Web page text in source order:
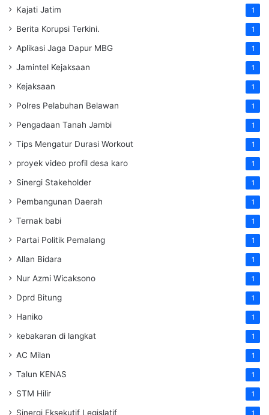
Kajati Jatim 1
Berita Korupsi Terkini. 1
Aplikasi Jaga Dapur MBG 1
Jamintel Kejaksaan 1
Kejaksaan 1
Polres Pelabuhan Belawan 1
Pengadaan Tanah Jambi 1
Tips Mengatur Durasi Workout 1
proyek video profil desa karo 1
Sinergi Stakeholder 1
Pembangunan Daerah 1
Ternak babi 1
Partai Politik Pemalang 1
Allan Bidara 1
Nur Azmi Wicaksono 1
Dprd Bitung 1
Haniko 1
kebakaran di langkat 1
AC Milan 1
Talun KENAS 1
STM Hilir 1
Sinergi Eksekutif Legislatif